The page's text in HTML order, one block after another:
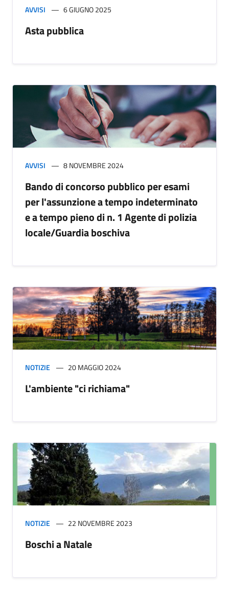
AVVISI 6 GIUGNO 2025
Asta pubblica
AVVISI 8 NOVEMBRE 2024
Bando di concorso pubblico per esami
per l'assunzione a tempo indeterminato
e a tempo pieno di n. 1 Agente di polizia
locale/Guardia boschiva
NOTIZIE 20 MAGGIO 2024
L'ambiente "ci richiama"
NOTIZIE 22 NOVEMBRE 2023
Boschi a Natale